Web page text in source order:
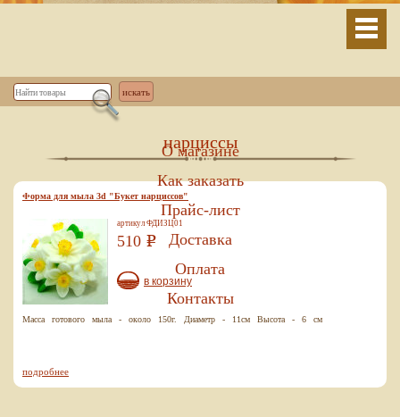
О магазине
Как заказать
Прайс-лист
Доставка
Оплата
Контакты
нарциссы
Форма для мыла 3d "Букет нарциссов"
артикул ФДИЗЦ01
510 Р
в корзину
Масса готового мыла - около 150г. Диаметр - 11см Высота - 6 см
подробнее